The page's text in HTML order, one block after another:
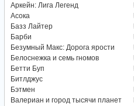
Аркейн: Лига Легенд
Асока
Базз Лайтер
Барби
Безумный Макс: Дорога ярости
Белоснежка и семь гномов
Бетти Буп
Битлджус
Бэтмен
Валериан и город тысячи планет